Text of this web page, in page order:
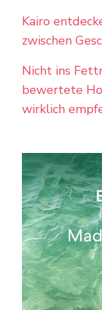
Kairo
zwischen
Nicht ins
bewertete
wirklich